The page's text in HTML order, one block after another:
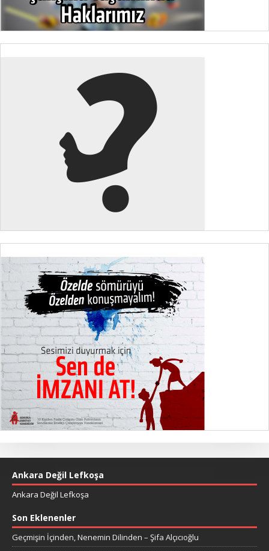
Ankara Değil Lefkoşa
Ankara Değil Lefkoşa
Son Eklenenler
Geçmişin İçinden, Nenemin Dilinden – Şifa Alçıcıoğlu